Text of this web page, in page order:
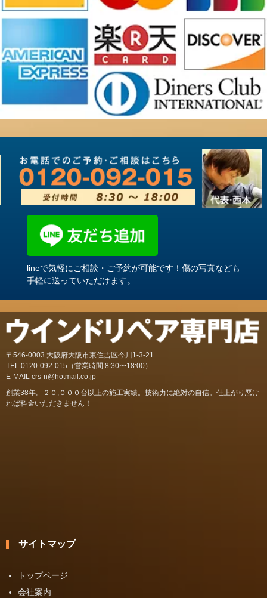
lineで気軽にご相談・ご予約が可能です！傷の写真なども
手軽に送っていただけます。
〒546-0003 大阪府大阪市東住吉区今川1-3-21
TEL 0120-092-015 （営業時間 8:30〜18:00）
E-MAIL crs-n@hotmail.co.jp
創業38年。２０,０００台以上の施工実績。技術力に絶対の自信。仕上がり悪け
れば料金いただきません！
サイトマップ
トップページ
会社案内